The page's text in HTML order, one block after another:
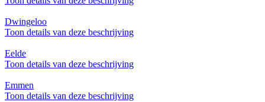
Dwingeloo
Toon details van deze beschrijving
Eelde
Toon details van deze beschrijving
Emmen
Toon details van deze beschrijving